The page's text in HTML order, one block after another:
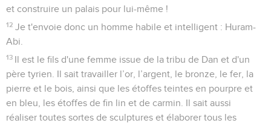
et construire un palais pour lui-même !
12 Je t'envoie donc un homme habile et intelligent : Huram-
Abi.
13 Il est le fils d'une femme issue de la tribu de Dan et d'un
père tyrien. Il sait travailler l’or, l’argent, le bronze, le fer, la
pierre et le bois, ainsi que les étoffes teintes en pourpre et
en bleu, les étoffes de fin lin et de carmin. Il sait aussi
réaliser toutes sortes de sculptures et élaborer tous les